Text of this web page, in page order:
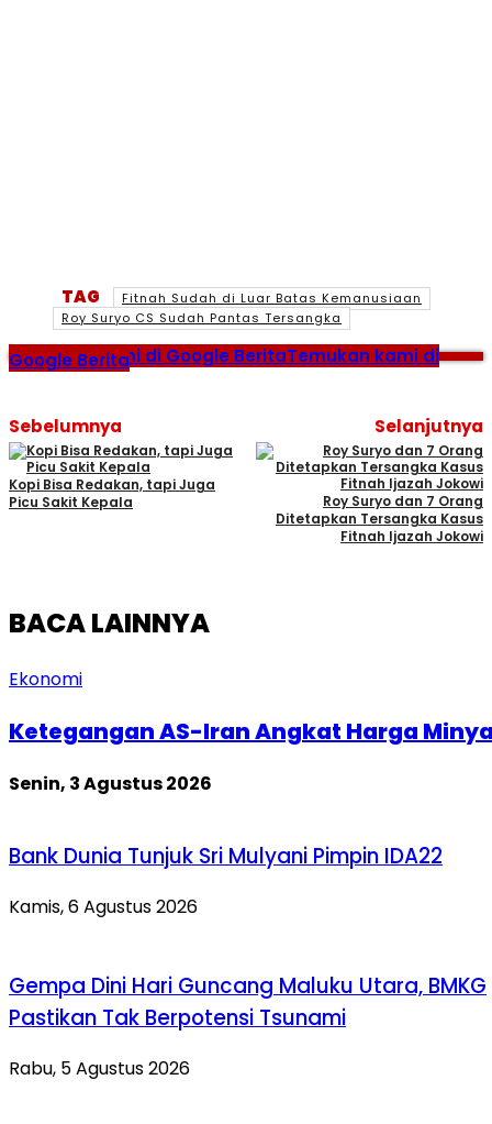
TAG
Fitnah Sudah di Luar Batas Kemanusiaan
Roy Suryo CS Sudah Pantas Tersangka
Temukan kami di Google BeritaTemukan kami di
Google Berita
Sebelumnya
Kopi Bisa Redakan, tapi Juga
Picu Sakit Kepala
Selanjutnya
Roy Suryo dan 7 Orang
Ditetapkan Tersangka Kasus
Fitnah Ijazah Jokowi
BACA LAINNYA
Ekonomi
Ketegangan AS-Iran Angkat Harga
Senin, 3 Agustus 2026
Bank Dunia Tunjuk Sri Mulyani Pimpin IDA22
Kamis, 6 Agustus 2026
Gempa Dini Hari Guncang Maluku Utara, BMKG
Pastikan Tak Berpotensi Tsunami
Rabu, 5 Agustus 2026